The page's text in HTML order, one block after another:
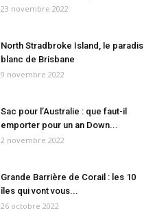
23 novembre 2022
North Stradbroke Island, le paradis
blanc de Brisbane
9 novembre 2022
Sac pour l’Australie : que faut-il
emporter pour un an Down...
2 novembre 2022
Grande Barrière de Corail : les 10
îles qui vont vous...
26 octobre 2022